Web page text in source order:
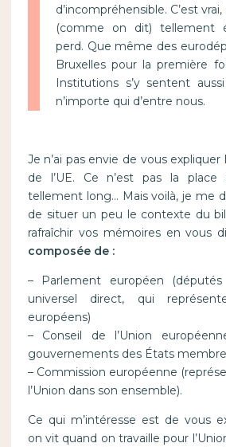
d’incompréhensible. C’est
(comme on dit) tellement
perd. Que même des
Bruxelles pour la première
Institutions s’y sentent
n’importe qui d’entre nous.
Je n’ai pas envie de vous
de l’UE. Ce n’est pas la
tellement long… Mais voilà, je me
de situer un peu le contexte du
rafraîchir vos mémoires en vous
composée de :
– Parlement européen
universel direct, qui
européens)
– Conseil de l’Union
gouvernements des États
– Commission européenne
l’Union dans son ensemble).
Ce qui m’intéresse est de vous
on vit quand on travaille pour